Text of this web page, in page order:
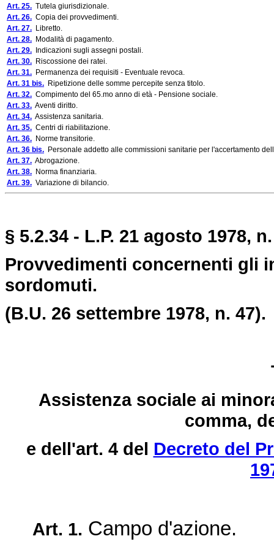
Art. 25. Tutela giurisdizionale.
Art. 26. Copia dei provvedimenti.
Art. 27. Libretto.
Art. 28. Modalità di pagamento.
Art. 29. Indicazioni sugli assegni postali.
Art. 30. Riscossione dei ratei.
Art. 31. Permanenza dei requisiti - Eventuale revoca.
Art. 31 bis. Ripetizione delle somme percepite senza titolo.
Art. 32. Compimento del 65.mo anno di età - Pensione sociale.
Art. 33. Aventi diritto.
Art. 34. Assistenza sanitaria.
Art. 35. Centri di riabilitazione.
Art. 36. Norme transitorie.
Art. 36 bis. Personale addetto alle commissioni sanitarie per l'accertamento
Art. 37. Abrogazione.
Art. 38. Norma finanziaria.
Art. 39. Variazione di bilancio.
§ 5.2.34 - L.P. 21 agosto 1978,
Provvedimenti concernenti gli
sordomuti.
(B.U. 26 settembre 1978, n. 47).
Assistenza sociale ai
comma,
e dell'art. 4 del Decreto del
Art. 1. Campo d'azione.